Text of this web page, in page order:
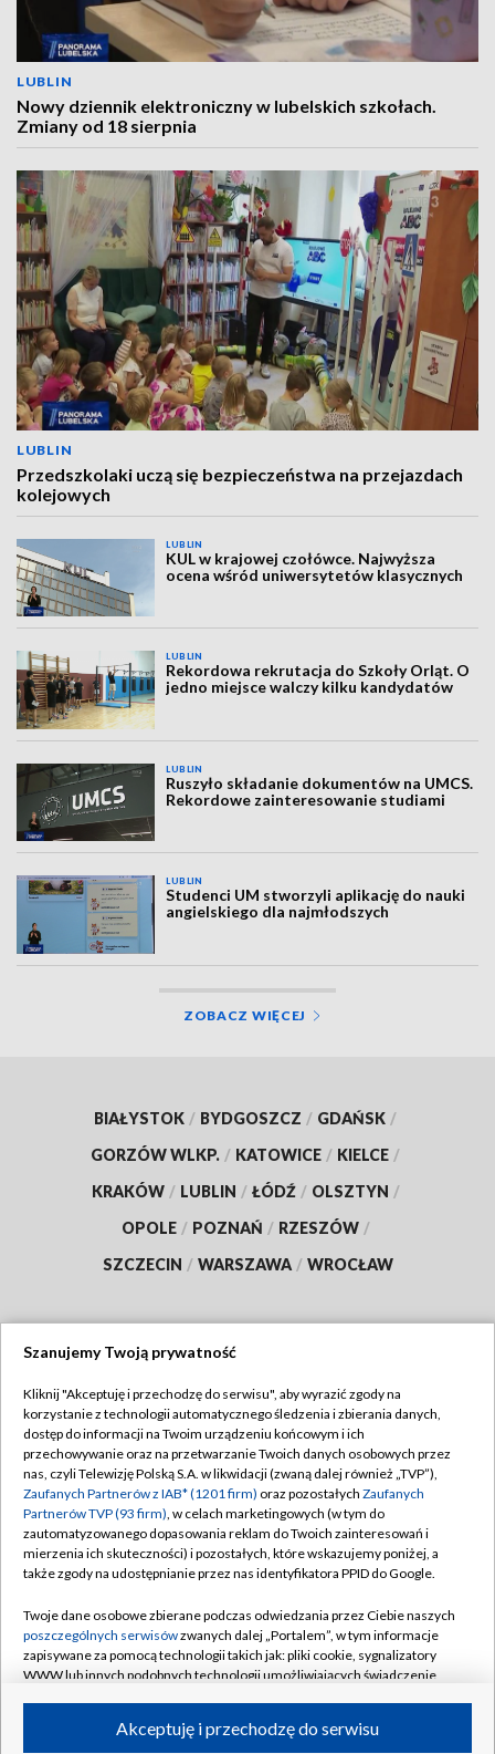
LUBLIN
Nowy dziennik elektroniczny w lubelskich szkołach.
Zmiany od 18 sierpnia
LUBLIN
Przedszkolaki uczą się bezpieczeństwa na przejazdach
kolejowych
LUBLIN
KUL w krajowej czołówce. Najwyższa
ocena wśród uniwersytetów klasycznych
LUBLIN
Rekordowa rekrutacja do Szkoły Orląt. O
jedno miejsce walczy kilku kandydatów
LUBLIN
Ruszyło składanie dokumentów na UMCS.
Rekordowe zainteresowanie studiami
LUBLIN
Studenci UM stworzyli aplikację do nauki
angielskiego dla najmłodszych
ZOBACZ WIĘCEJ
BIAŁYSTOK / BYDGOSZCZ / GDAŃSK /
GORZÓW WLKP. / KATOWICE / KIELCE /
KRAKÓW / LUBLIN / ŁÓDŹ / OLSZTYN /
OPOLE / POZNAŃ / RZESZÓW /
SZCZECIN / WARSZAWA / WROCŁAW
TVP
Abonament TVP
Emisja w TVP
Centrum informacji TVP
Naziemna Telewizja Cyfrowa
Rada Programowa
System NOS
Informacje o nadawcy
Program dla prasy
Regulamin TVP
Polityka prywatności
Moje zgody
Pomoc
Kontakt
Kanały
Szanujemy Twoją prywatność
Kliknij "Akceptuję i przechodzę do serwisu", aby wyrazić zgody na
korzystanie z technologii automatycznego śledzenia i zbierania danych,
dostęp do informacji na Twoim urządzeniu końcowym i ich
przechowywanie oraz na przetwarzanie Twoich danych osobowych przez
nas, czyli Telewizję Polską S.A. w likwidacji (zwaną dalej również „TVP”),
Zaufanych Partnerów z IAB* (1201 firm) oraz pozostałych Zaufanych
Partnerów TVP (93 firm), w celach marketingowych (w tym do
zautomatyzowanego dopasowania reklam do Twoich zainteresowań i
mierzenia ich skuteczności) i pozostałych, które wskazujemy poniżej, a
także zgody na udostępnianie przez nas identyfikatora PPID do Google.
Twoje dane osobowe zbierane podczas odwiedzania przez Ciebie naszych
poszczególnych serwisówzwanych dalej „Portalem”, w tym informacje
zapisywane za pomocą technologii takich jak: pliki cookie, sygnalizatory
WWW lub innych podobnych technologii umożliwiających świadczenie
ruchu w Internecie.Akceptuję i przechodzę do serwisu